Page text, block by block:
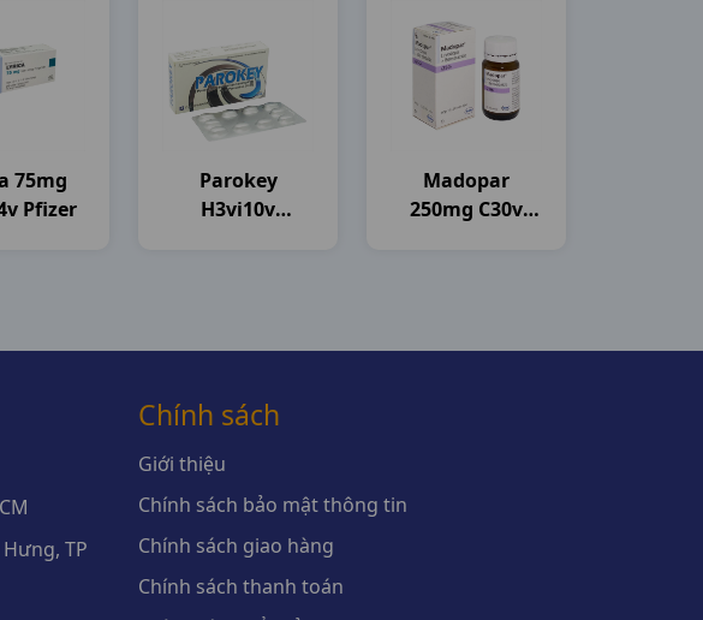
75mg
Pfizer
Parokey
H3vi10v
Madopar
250mg C30v
TP
Chính sách
Giới thiệu
Chính sách bảo mật thông tin
Chính sách giao hàng
Chính sách thanh toán